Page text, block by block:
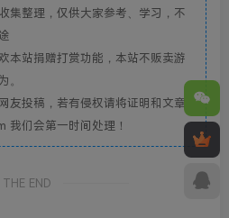
集整理，仅供大家参考、学习，不
本站捐赠打赏功能，本站不贩卖游
。
友投稿，若有侵权请将证明和文章
我们会第一时间处理！
THE END